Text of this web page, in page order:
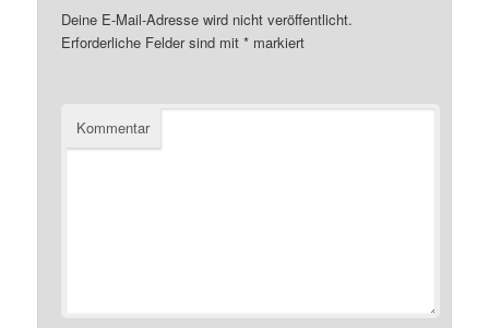
Deine E-Mail-Adresse wird nicht veröffentlicht.
Erforderliche Felder sind mit* markiert
Kommentar